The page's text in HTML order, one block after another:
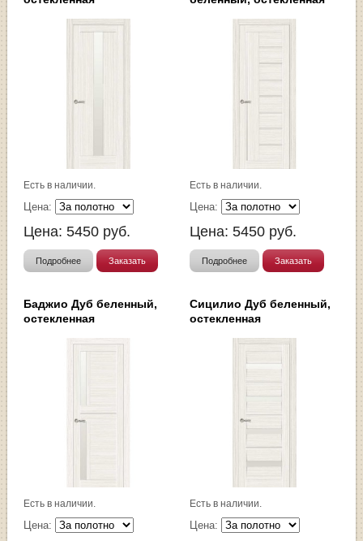
Есть в наличии.
Цена:
Цена:5450 руб.
Подробнее Заказать
Есть в наличии.
Цена:
Цена: 5450 руб.
Подробнее Заказать
Баджио Дуб беленный,
остекленная
Есть в наличии.
Цена:
Сицилио Дуб беленный,
остекленная
Есть в наличии.
Цена: